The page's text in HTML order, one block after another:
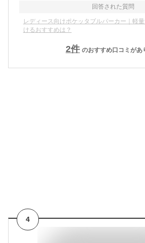
回答された質問
レディース向けポケッタブルパーカー｜軽
けるおすすめは？
2件 のおすすめ口コミがあ
4